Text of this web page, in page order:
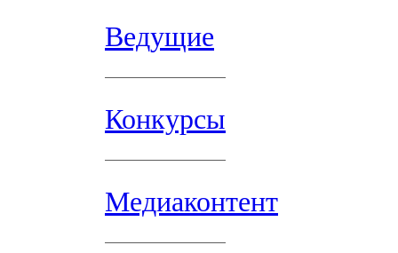
Ведущие
Конкурсы
Медиаконтент